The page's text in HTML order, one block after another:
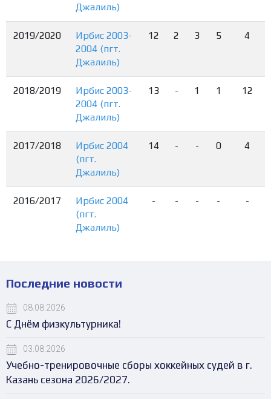
Джалиль)
2019/2020
Ирбис 2003-
2004 (пгт.
Джалиль)
12 2 3 5 4
2018/2019
Ирбис 2003-
2004 (пгт.
Джалиль)
13 - 1 1 12
2017/2018
Ирбис 2004
(пгт.
Джалиль)
14 - - 0 4
2016/2017
Ирбис 2004
(пгт.
Джалиль)
- - - - -
Последние новости
08.08.2026
С Днём физкультурника!
03.08.2026
Учебно-тренировочные сборы хоккейных судей в г.
Казань сезона 2026/2027.